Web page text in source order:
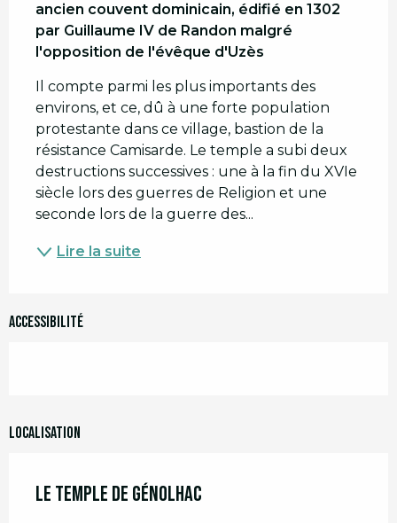
ancien couvent dominicain, édifié en 1302
par Guillaume IV de Randon malgré
l'opposition de l'évêque d'Uzès
Il compte parmi les plus importants des
environs, et ce, dû à une forte population
protestante dans ce village, bastion de la
résistance Camisarde. Le temple a subi deux
destructions successives : une à la fin du XVIe
siècle lors des guerres de Religion et une
seconde lors de la guerre des...
Lire la suite
Accessibilité
Localisation
Le Temple de Génolhac